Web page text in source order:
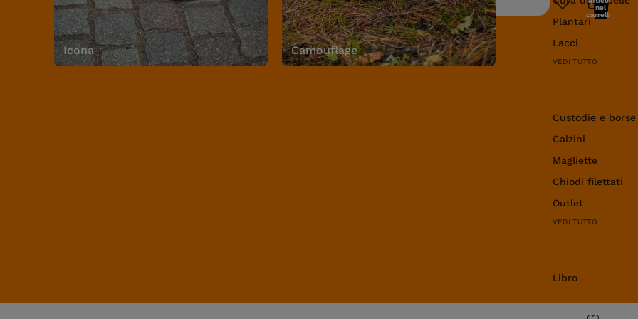
Icona Camouflage
Plantari
Lacci
VEDI TUTTO
Custodie e
Calzini
Magliette
Chiodi filettati
Outlet
VEDI TUTTO
Libro
Ricerca
nel
carrello: